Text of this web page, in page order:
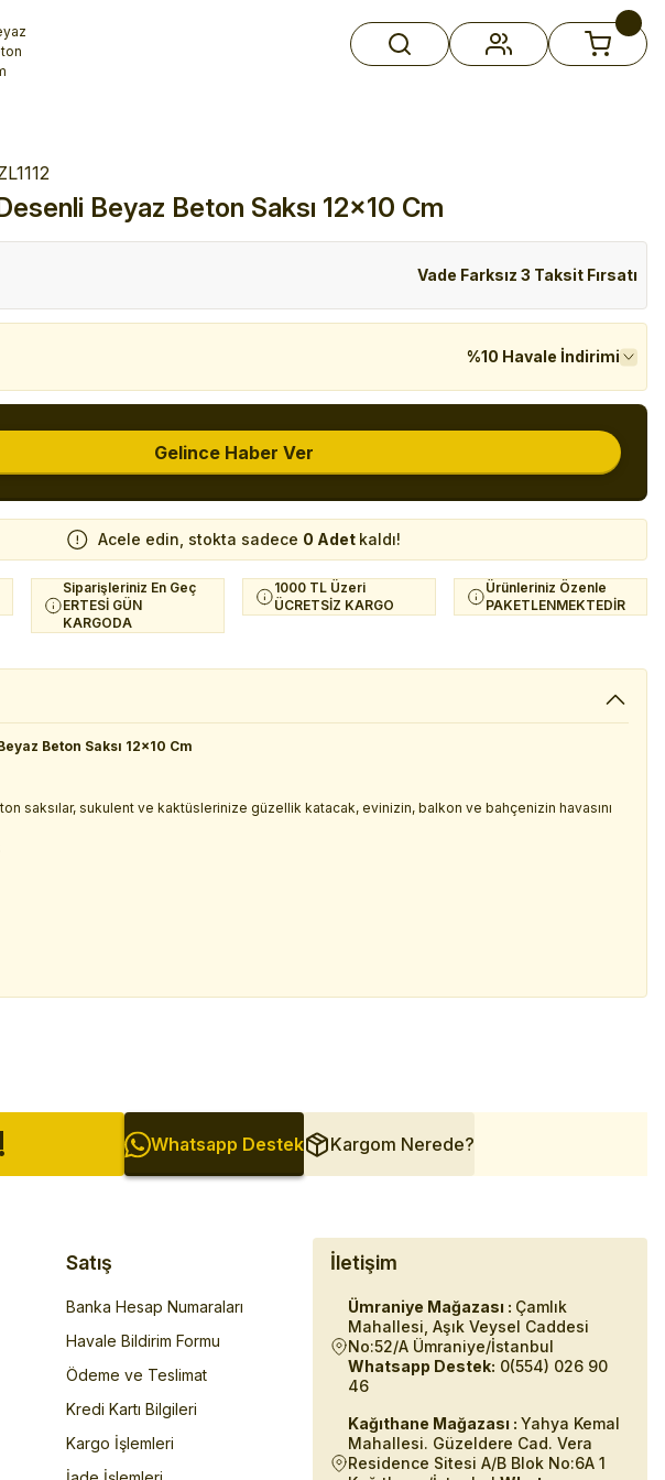
verin!
yap!
Beyaz Beton Saksı 12x10 Cm
Vade Farksız 3 Taksit Fırsatı
%10 Havale İndirimi
Gelince Haber Ver
Acele edin, stokta sadece 0 Adet kaldı!
Siparişleriniz En Geç
ERTESİ GÜN
KARGODA
1000 TL Üzeri
ÜCRETSİZ KARGO
Ürünleriniz Özenle
PAKETLENMEKTEDİR
Beton Saksı 12x10 Cm
saksılar, sukulent ve kaktüslerinize güzellik katacak, evinizin, balkon ve bahçenizin havasını
Whatsapp Destek Kargom Nerede?
Satış
Banka Hesap Numaraları
Havale Bildirim Formu
Ödeme ve Teslimat
Kredi Kartı Bilgileri
Kargo İşlemleri
İletişim
Ümraniye Mağazası : Çamlık
Mahallesi, Aşık Veysel Caddesi
No:52/A Ümraniye/İstanbul
Whatsapp Destek: 0(554) 026 90
46
Kağıthane Mağazası : Yahya Kemal
Mahallesi. Güzeldere Cad. Vera
Residence Sitesi A/B Blok No:6A 1